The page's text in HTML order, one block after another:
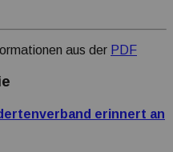
aus der PDF
erinnert an